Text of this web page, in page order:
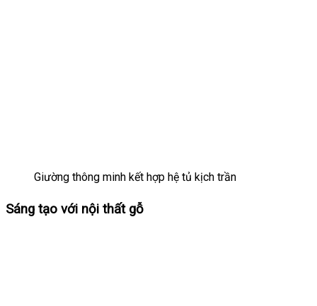
Giường thông minh kết hợp hệ tủ kịch trần
Sáng tạo với nội thất gỗ